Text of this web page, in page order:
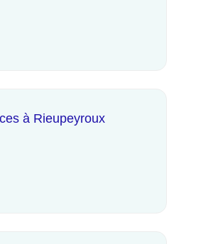
à Rieupeyroux